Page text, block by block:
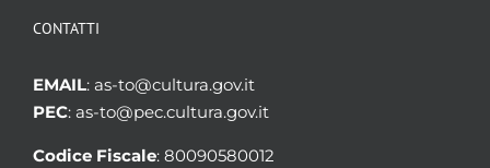
CONTATTI
EMAIL: as-to@cultura.gov.it
PEC: as-to@pec.cultura.gov.it
Codice Fiscale: 80090580012